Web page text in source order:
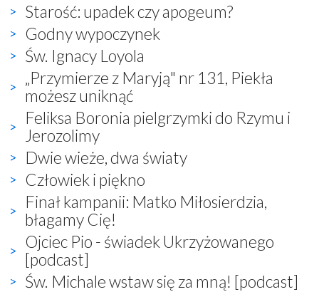
Starość: upadek czy apogeum?
Godny wypoczynek
Św. Ignacy Loyola
„Przymierze z Maryją" nr 131, Piekła
możesz uniknąć
Feliksa Boronia pielgrzymki do Rzymu i
Jerozolimy
Dwie wieże, dwa światy
Człowiek i piękno
Finał kampanii: Matko Miłosierdzia,
błagamy Cię!
Ojciec Pio - świadek Ukrzyżowanego
[podcast]
Św. Michale wstaw się za mną! [podcast]